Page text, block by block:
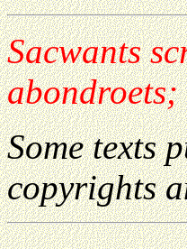
Sacwants
Some texts
copyrights